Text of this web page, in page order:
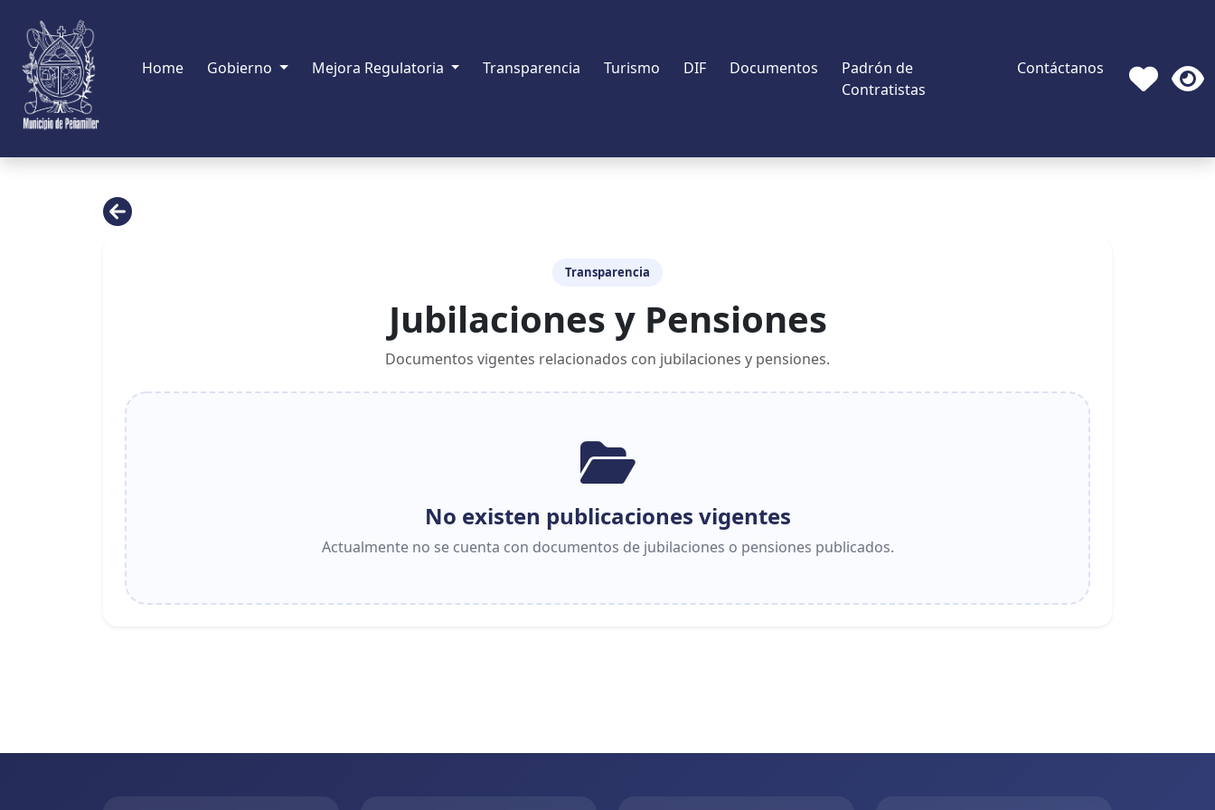
Home Gobierno Mejora Regulatoria Transparencia Turismo DIF Documentos
Padrón de
Contratistas
Contáctanos
Transparencia
Jubilaciones y Pensiones
Documentos vigentes relacionados con jubilaciones y pensiones.
No existen publicaciones vigentes
Actualmente no se cuenta con documentos de jubilaciones o pensiones publicados.